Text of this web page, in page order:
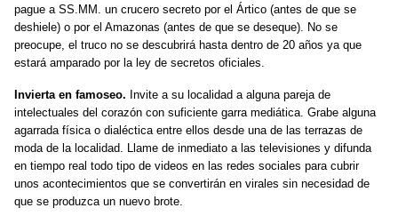
pague a SS.MM. un crucero secreto por el Ártico (antes de que se
deshiele) o por el Amazonas (antes de que se deseque). No se
preocupe, el truco no se descubrirá hasta dentro de 20 años ya que
estará amparado por la ley de secretos oficiales.
Invierta en famoseo. Invite a su localidad a alguna pareja de
intelectuales del corazón con suficiente garra mediática. Grabe alguna
agarradafísica o dialéctica entre ellos desde una de las terrazas de
moda de la localidad. Llame de inmediato a las televisiones y difunda
en tiempo real todo tipo de videos en las redes sociales para cubrir
unos acontecimientos que se convertirán en virales sin necesidad de
que se produzca un nuevo brote.